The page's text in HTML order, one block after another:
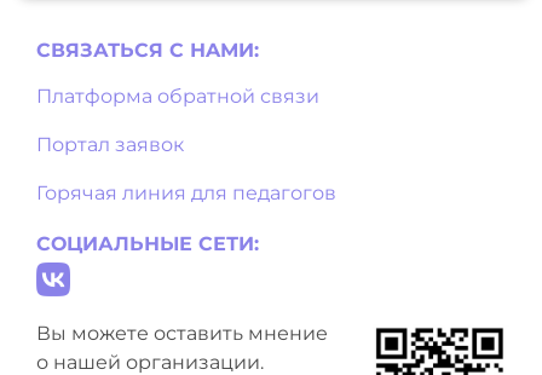
СВЯЗАТЬСЯ С НAМИ:
Платформа обратной связи
Портал заявок
Горячая линия для педагогов
СОЦИАЛЬНЫЕ СЕТИ:
Вы можете оставить мнение
о нашей организации.